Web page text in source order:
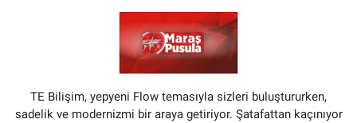
TE Bilişim, yepyeni Flow temasıyla sizleri buluştururken,
sadelik ve modernizmi bir araya getiriyor. Şatafattan kaçınıyor